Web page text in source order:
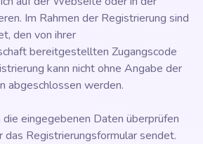
Im Rahmen der Registrierung sind
den von ihrer
bereitgestellten Zugangscode
kann nicht ohne Angabe der
abgeschlossen werden.
eingegebenen Daten überprüfen
das Registrierungsformular sendet.